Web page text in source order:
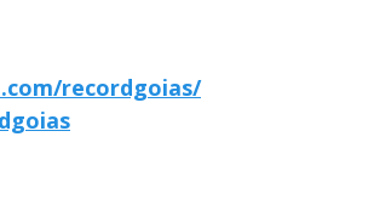
recordgoias/